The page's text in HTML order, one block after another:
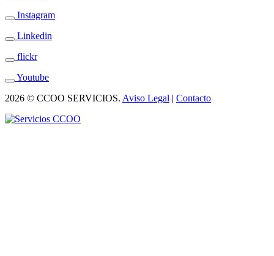
Instagram
Linkedin
flickr
Youtube
2026 © CCOO SERVICIOS. Aviso Legal | Contacto